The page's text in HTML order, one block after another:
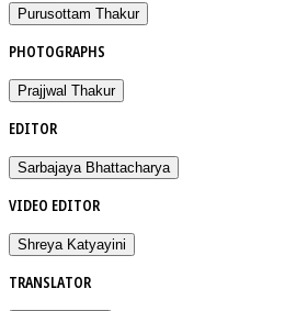
Purusottam Thakur
PHOTOGRAPHS
Prajjwal Thakur
EDITOR
Sarbajaya Bhattacharya
VIDEO EDITOR
Shreya Katyayini
TRANSLATOR